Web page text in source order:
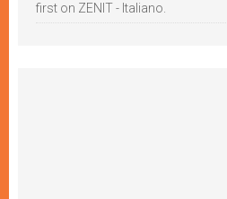
first on ZENIT - Italiano.